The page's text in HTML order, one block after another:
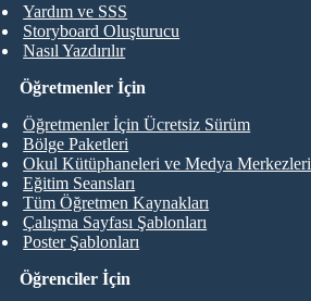
Yardım ve SSS
Storyboard Oluşturucu
Nasıl Yazdırılır
Öğrenciler İçin
Öğretmenler İçin
Öğretmenler İçin Ücretsiz Sürüm
Bölge Paketleri
Okul Kütüphaneleri ve Medya Merkezleri
Eğitim Seansları
Tüm Öğretmen Kaynakları
Çalışma Sayfası Şablonları
Poster Şablonları